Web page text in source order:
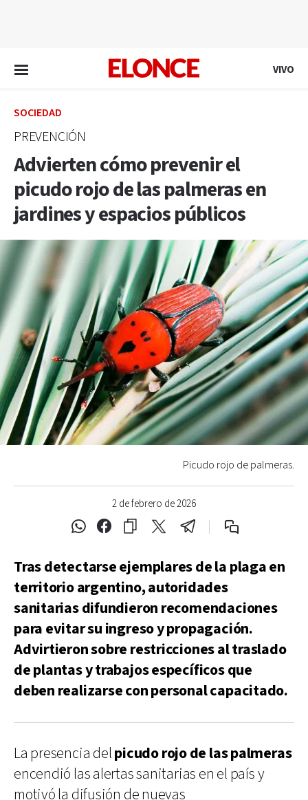
VIVO
SOCIEDAD
PREVENCIÓN
Advierten cómo prevenir el
picudo rojo de las palmeras en
jardines y espacios públicos
2 de febrero de 2026
Picudo rojo de palmeras.
Tras detectarse ejemplares de la plaga en
territorio argentino, autoridades
sanitarias difundieron recomendaciones
para evitar su ingreso y propagación.
Advirtieron sobre restricciones al traslado
de plantas y trabajos específicos que
deben realizarse con personal capacitado.
La presencia delpicudo rojo de las palmeras
encendió las alertas sanitarias en el país y
motivó la difusión de nuevas